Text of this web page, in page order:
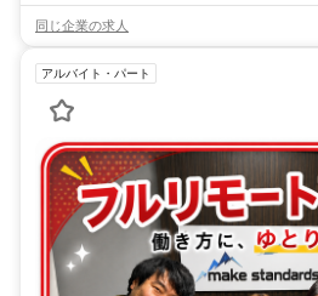
同じ企業の求人
アルバイト・パート